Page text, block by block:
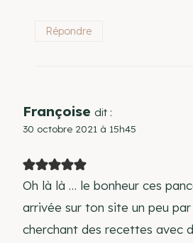
Répondre
Françoise dit :
30 octobre 2021 à 15h45
Oh là là … le bonheur ces
arrivée sur ton site un peu par
cherchant des recettes avec